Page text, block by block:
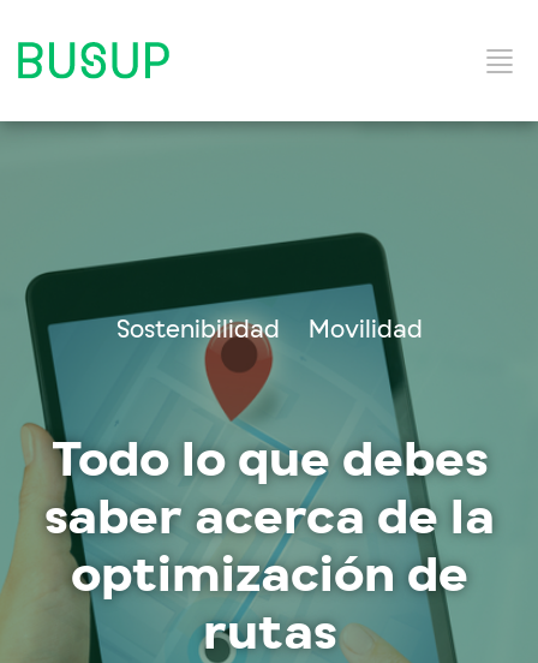
Categorías del Blog
Solución y Servicios
Sostenibilidad Movilidad
Todo lo que debes
saber acerca de la
optimización de
rutas